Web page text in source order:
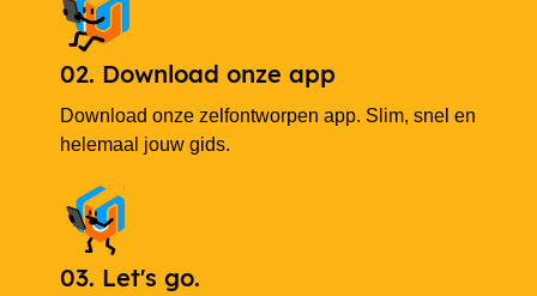
02. Download onze app
Download onze zelfontworpen app. Slim, snel en
helemaal jouw gids.
03. Let's go.